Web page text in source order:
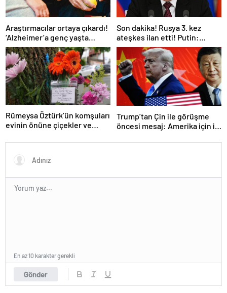
Araştırmacılar ortaya çıkardı!
‘Alzheimer’a genç yaşta
yakalanabilirsiniz’
Son dakika! Rusya 3. kez
ateşkes ilan etti! Putin:
Erdoğan ile görüşme
gerçekleştireceğiz
Rümeysa Öztürk’ün komşuları
evinin önüne çiçekler ve
Trump’tan Çin ile görüşme
öncesi mesaj: Amerika için iyi
Gönder
En az 10 karakter gerekli